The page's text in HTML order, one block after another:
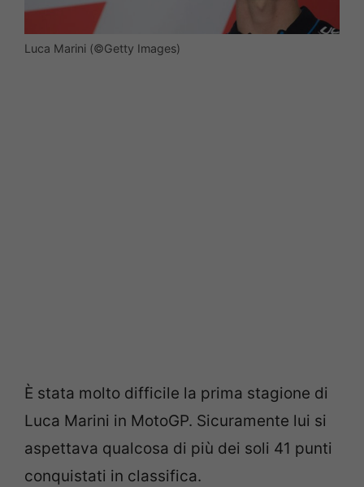
Luca Marini (©Getty Images)
È stata molto difficile la prima stagione di
Luca Marini in MotoGP. Sicuramente lui si
aspettava qualcosa di più dei soli 41 punti
conquistati in classifica.